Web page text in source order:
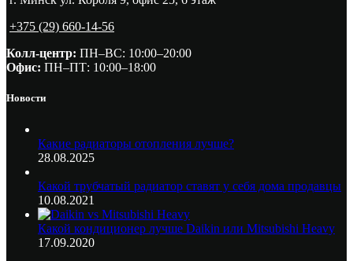
+375 (29) 660-14-56
Колл-центр: ПН–ВС: 10:00–20:00​
Офис: ПН–ПТ: 10:00–18:00
Новости
Какие радиаторы отопления лучше?
28.08.2025
Какой трубчатый радиатор ставят у себя дома продавцы
10.08.2021
Какой кондиционер лучше Daikin или Mitsubishi Heavy
17.09.2020